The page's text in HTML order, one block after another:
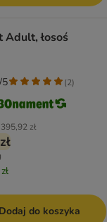
Adult, łosoś
395,92 zł
5 (2)
Dodaj do koszyka